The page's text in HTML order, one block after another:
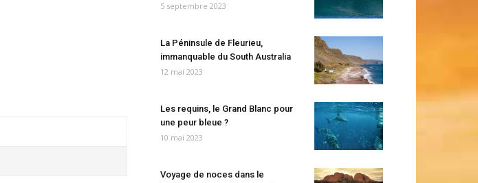
5 septembre 2023
La Péninsule de Fleurieu,
immanquable du South Australia
12 mai 2023
Les requins, le Grand Blanc pour
une peur bleue ?
10 mai 2023
Voyage de noces dans le